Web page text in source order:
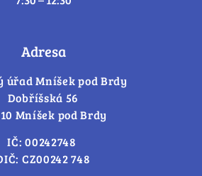
Adresa
úřad Mníšek pod Brdy
Dobříšská 56
Mníšek pod Brdy
IČ: 00242748
CZ00242 748